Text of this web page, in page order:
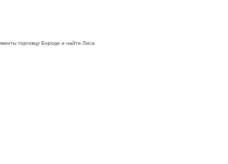
торговцу Бороде и найти Лиса